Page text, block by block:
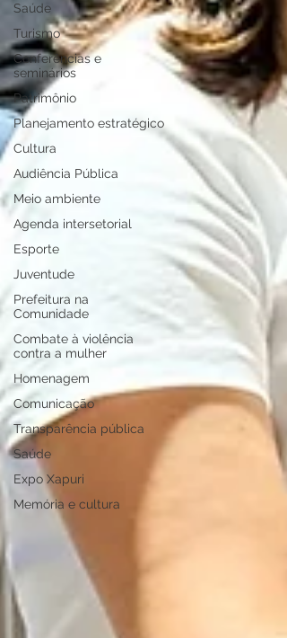
Saúde
Turismo
Conferências e
seminários
Patrimônio
Planejamento estratégico
Cultura
Audiência Pública
Meio ambiente
Agenda intersetorial
Esporte
Juventude
Prefeitura na
Comunidade
Combate à violência
contra a mulher
Homenagem
Comunicação
Transparência pública
Saúde
Expo Xapuri
Memória e cultura